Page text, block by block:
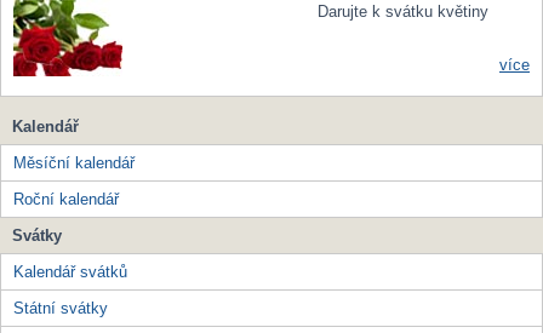
Darujte k svátku květiny
více
Kalendář
Měsíční kalendář
Roční kalendář
Svátky
Kalendář svátků
Státní svátky